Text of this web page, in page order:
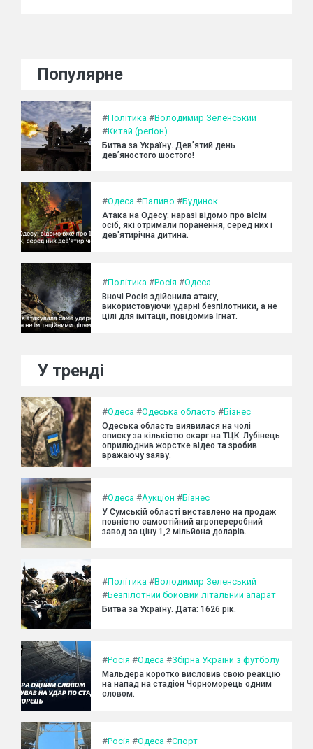
Популярне
#Політика #Володимир Зеленський
#Китай (регіон)
Битва за Україну. Дев’ятий день
дев’яностого шостого!
#Одеса #Паливо #Будинок
Атака на Одесу: наразі відомо про вісім
осіб, які отримали поранення, серед них і
дев'ятирічна дитина.
#Політика #Росія #Одеса
Вночі Росія здійснила атаку,
використовуючи ударні безпілотники, а не
цілі для імітації, повідомив Ігнат.
У тренді
#Одеса #Одеська область #Бізнес
Одеська область виявилася на чолі
списку за кількістю скарг на ТЦК: Лубінець
оприлюднив жорстке відео та зробив
вражаючу заяву.
#Одеса #Аукціон #Бізнес
У Сумській області виставлено на продаж
повністю самостійний агропереробний
завод за ціну 1,2 мільйона доларів.
#Політика #Володимир Зеленський
#Безпілотний бойовий літальний апарат
Битва за Україну. Дата: 1626 рік.
#Росія #Одеса #Збірна України з футболу
Мальдера коротко висловив свою реакцію
на напад на стадіон Чорноморець одним
словом.
#Росія #Одеса #Спорт